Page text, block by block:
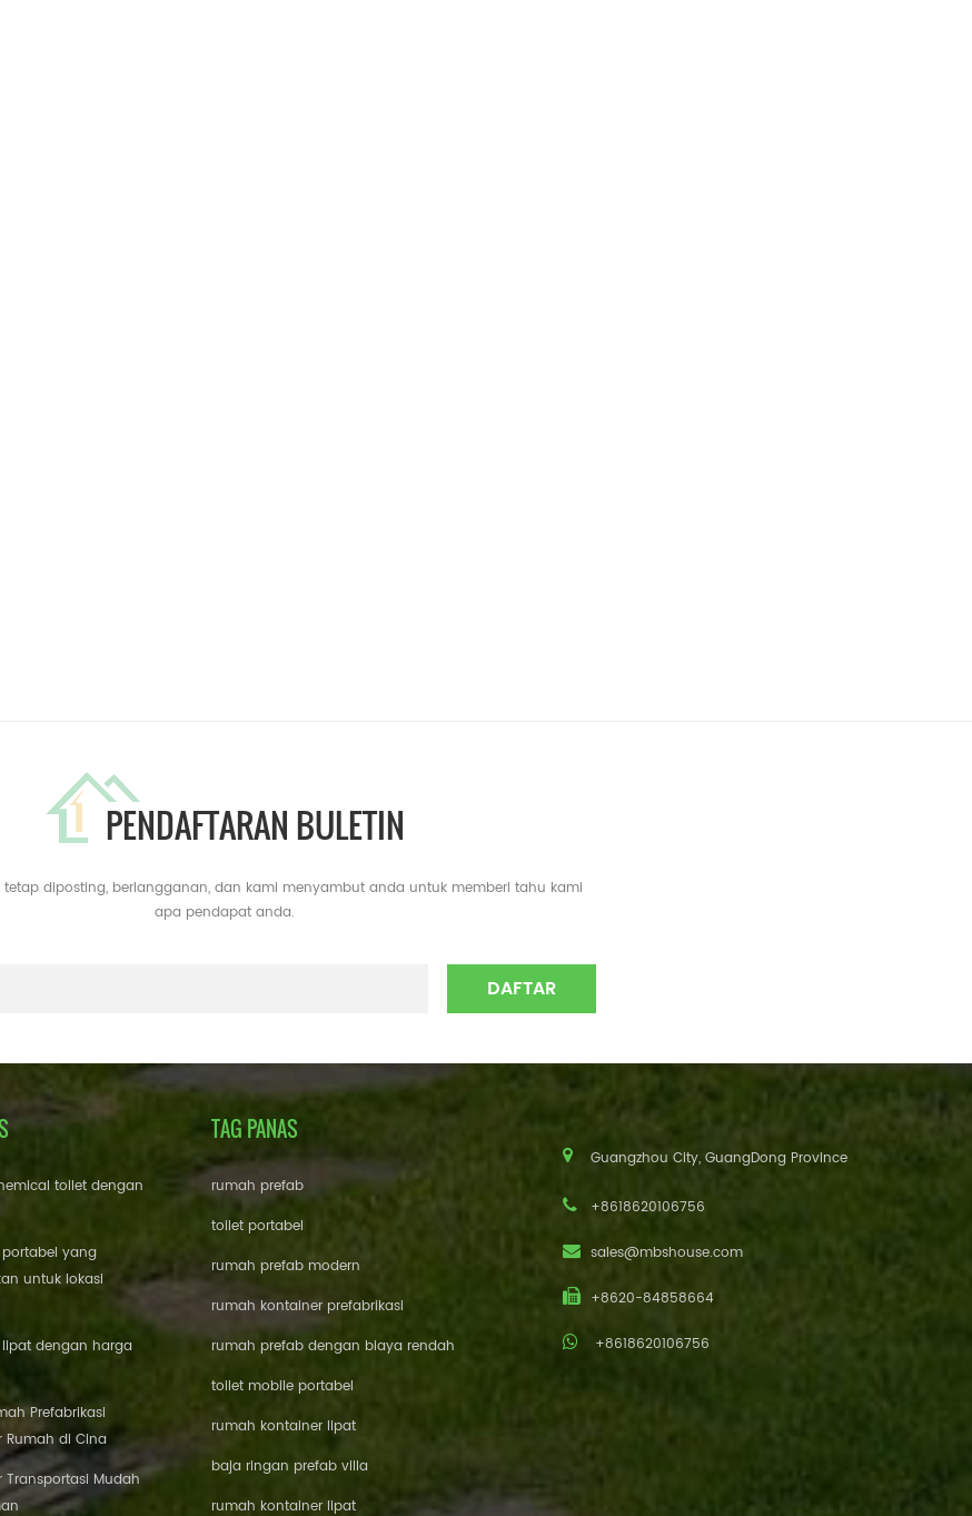
PENDAFTARAN BULETIN
tetap diposting, berlangganan, dan kami menyambut anda untuk memberi tahu kami
apa pendapat anda.
toilet dengan
yang
untuk lokasi
dengan harga
Prefabrikasi
Rumah di Cina
Transportasi Mudah
TAG PANAS
rumah prefab
toilet portabel
rumah prefab modern
rumah kontainer prefabrikasi
rumah prefab dengan biaya rendah
toilet mobile portabel
rumah kontainer lipat
baja ringan prefab villa
rumah kontainer lipat
Guangzhou City, GuangDong Province
+8618620106756
sales@mbshouse.com
+8620-84858664
+8618620106756